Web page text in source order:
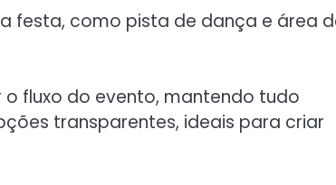
festa, como pista de dança e área
fluxo do evento, mantendo tudo
transparentes, ideais para criar